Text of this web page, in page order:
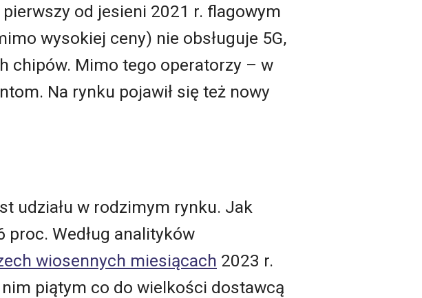
od jesieni 2021 r. flagowym
wysokiej ceny) nie obsługuje 5G,
chipów. Mimo tego operatorzy – w
Na rynku pojawił się też nowy
udziału w rodzimym rynku. Jak
proc. Według analityków
wiosennych miesiącach 2023 r.
piątym co do wielkości dostawcą